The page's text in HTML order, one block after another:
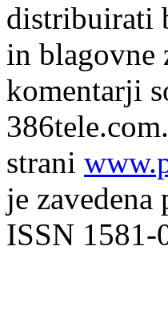
distribuirati
in blagovne
komentarji
386tele.com.
strani
je
ISSN 1581-